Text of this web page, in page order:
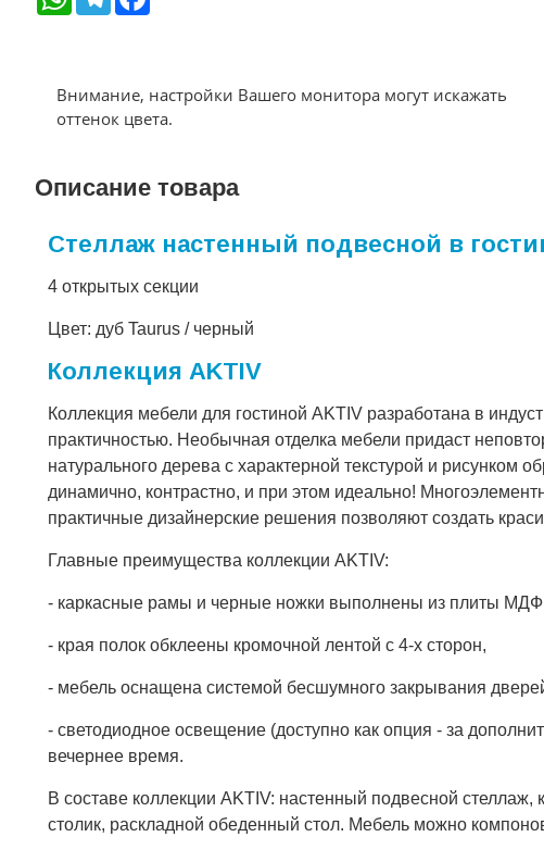
Внимание, настройки Вашего монитора могут искажать
оттенок цвета.
Описание товара
Стеллаж настенный подвесной в
4 открытых секции
Цвет: дуб Taurus / черный
Коллекция AKTIV
Коллекция мебели для гостиной AKTIV разработана в
практичностью. Необычная отделка мебели придаст
натурального дерева с характерной текстурой и рисунком
динамично, контрастно, и при этом идеально!
практичные дизайнерские решения позволяют создать
Главные преимущества коллекции AKTIV:
- каркасные рамы и черные ножки выполнены из плиты МДФ
- края полок обклеены кромочной лентой с 4-х сторон,
- мебель оснащена системой бесшумного закрывания
- светодиодное освещение (доступно как опция - за
вечернее время.
В составе коллекции AKTIV: настенный подвесной
столик, раскладной обеденный стол. Мебель можно